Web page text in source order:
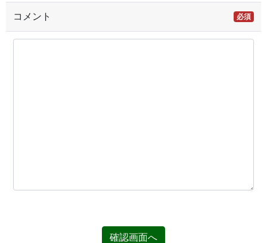
コメント 必須
確認画面へ